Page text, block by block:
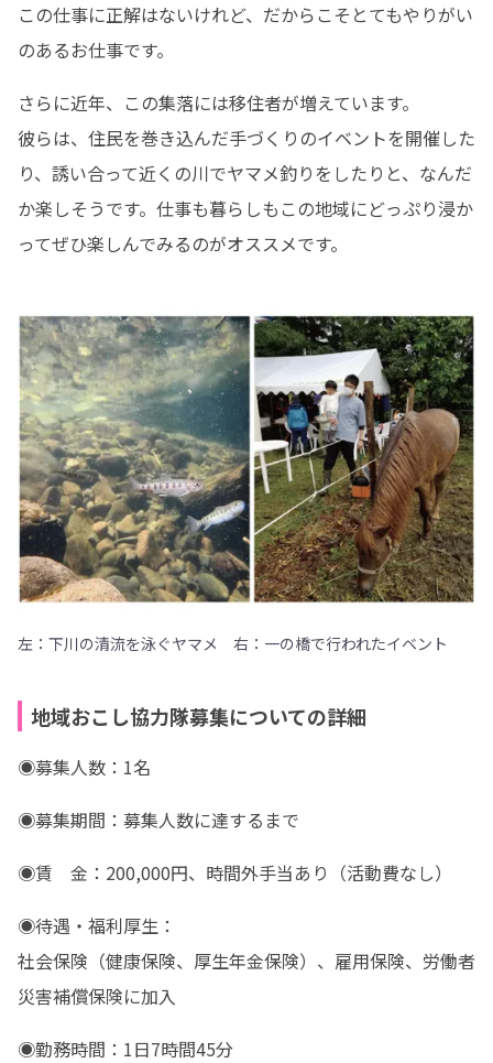
この仕事に正解はないけれど、だからこそとてもやりがい
のあるお仕事です。
さらに近年、この集落には移住者が増えています。
彼らは、住民を巻き込んだ手づくりのイベントを開催した
り、誘い合って近くの川でヤマメ釣りをしたりと、なんだ
か楽しそうです。仕事も暮らしもこの地域にどっぷり浸か
ってぜひ楽しんでみるのがオススメです。
左：下川の清流を泳ぐヤマメ 右：一の橋で行われたイベント
地域おこし協力隊募集についての詳細
◉募集人数：1名
◉募集期間：募集人数に達するまで
◉賃　金：200,000円、時間外手当あり（活動費なし）
◉待遇・福利厚生：
社会保険（健康保険、厚生年金保険）、雇用保険、労働者
災害補償保険に加入
◉勤務時間：1日7時間45分